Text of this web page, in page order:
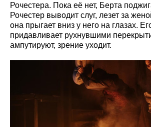
Рочестера. Пока её нет, Берта
Рочестер выводит слуг, лезет за
она прыгает вниз у него на глазах.
придавливает рухнувшими
ампутируют, зрение уходит.